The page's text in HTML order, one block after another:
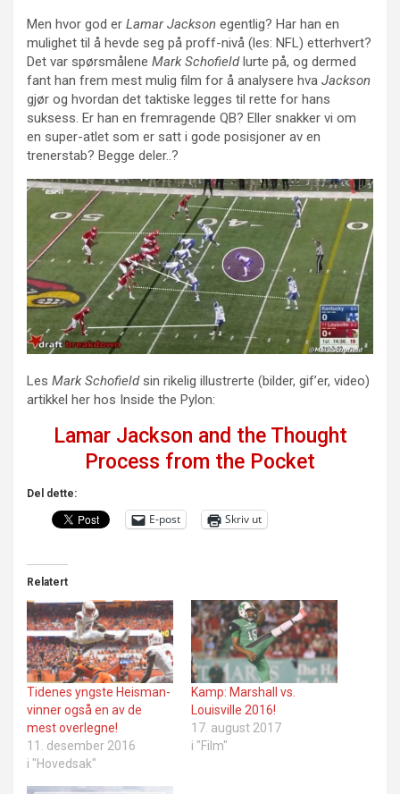
Men hvor god er Lamar Jackson egentlig? Har han en
mulighet til å hevde seg på proff-nivå (les: NFL) etterhvert?
Det var spørsmålene Mark Schofieldlurte på, og dermed
fant han frem mest mulig film for å analysere hva Jackson
gjør og hvordan det taktiske legges til rette for hans
suksess. Er han en fremragende QB? Eller snakker vi om
en super-atlet som er satt i gode posisjoner av en
trenerstab? Begge deler..?
Les Mark Schofieldsin rikelig illustrerte (bilder, gif’er, video)
artikkel her hos Inside the Pylon:
Lamar Jackson and the Thought
Process from the Pocket
Del dette:
E-post Skriv ut
Relatert
Tidenes yngste Heisman-
vinner også en av de
mest overlegne!
11. desember 2016
i "Hovedsak"
Kamp: Marshall vs.
Louisville 2016!
17. august 2017
i "Film"